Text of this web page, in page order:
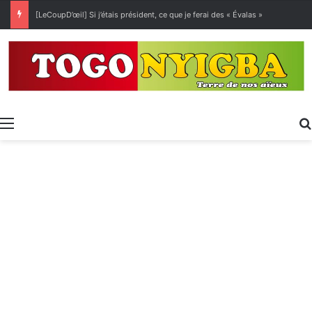
[LeCoupD’œil] Si j’étais président, ce que je ferai des « Évalas »
Menu